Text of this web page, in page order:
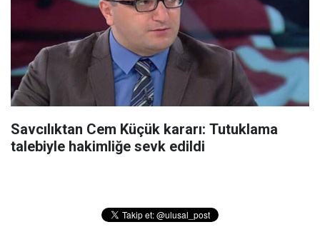
Savcılıktan Cem Küçük kararı: Tutuklama
talebiyle hakimliğe sevk edildi